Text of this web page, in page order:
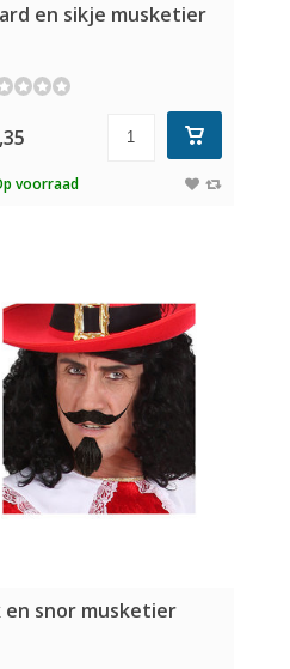
en sikje musketier
voorraad
en snor musketier